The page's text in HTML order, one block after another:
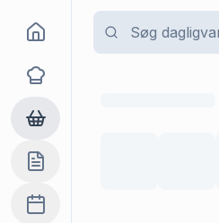
Goma
Opskrifter
Dagligvarer
Indkøbslisten
Madplan